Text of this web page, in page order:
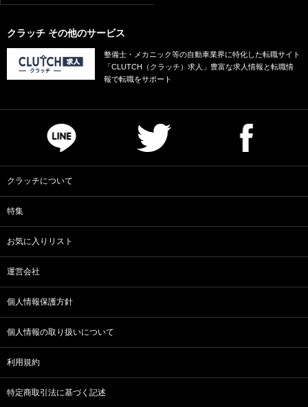
クラッチ その他のサービス
整備士・メカニック等の自動車業界に特化した転職サイト
「CLUTCH（クラッチ）求人」豊富な求人情報と転職情
報で転職をサポート
クラッチについて
特集
お気に入りリスト
運営会社
個人情報保護方針
個人情報の取り扱いについて
利用規約
特定商取引法に基づく記述